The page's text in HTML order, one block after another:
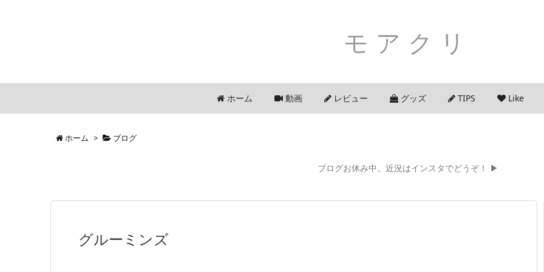
モアクリ
ホーム 動画 レビュー グッズ TIPS Like
ホーム > ブログ
ブログお休み中。近況はインスタでどうぞ！ ▶
グルーミンズ